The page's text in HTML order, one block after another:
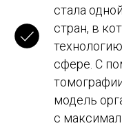
стала
стран, в
сфере. С
модель
с